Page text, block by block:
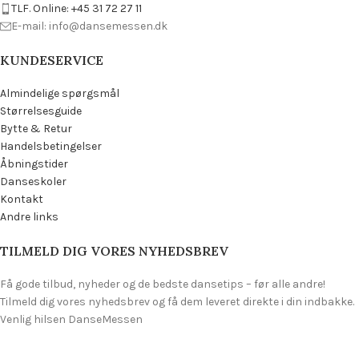
TLF. Online: +45 31 72 27 11
E-mail: info@dansemessen.dk
KUNDESERVICE
Almindelige spørgsmål
Størrelsesguide
Bytte & Retur
Handelsbetingelser
Åbningstider
Danseskoler
Kontakt
Andre links
TILMELD DIG VORES NYHEDSBREV
Få gode tilbud, nyheder og de bedste dansetips – før alle andre!
Tilmeld dig vores nyhedsbrev og få dem leveret direkte i din indbakke.
Venlig hilsen DanseMessen